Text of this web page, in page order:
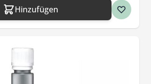
Hinzufügen